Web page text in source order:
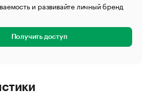
и развивайте личный бренд
Получить доступ